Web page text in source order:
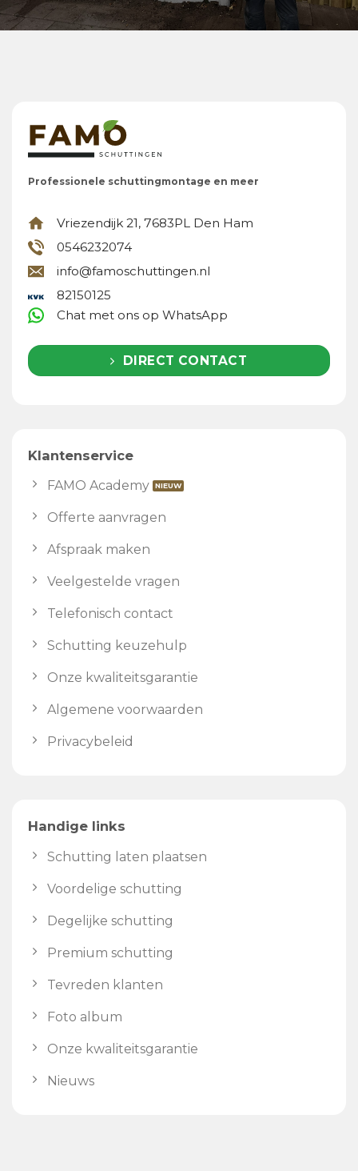
Professionele schuttingmontage en meer
Vriezendijk 21, 7683PL Den Ham
0546232074
info@famoschuttingen.nl
82150125
Chat met ons op WhatsApp
DIRECT CONTACT
Klantenservice
FAMO Academy
Offerte aanvragen
Afspraak maken
Veelgestelde vragen
Telefonisch contact
Schutting keuzehulp
Onze kwaliteitsgarantie
Algemene voorwaarden
Privacybeleid
Handige links
Schutting laten plaatsen
Voordelige schutting
Degelijke schutting
Premium schutting
Tevreden klanten
Foto album
Onze kwaliteitsgarantie
Nieuws